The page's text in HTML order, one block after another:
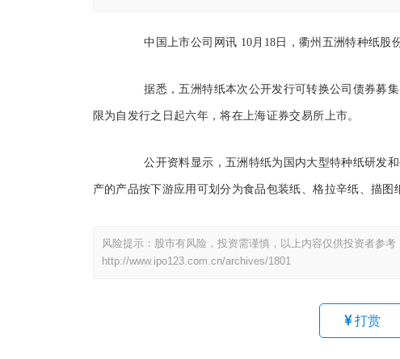
中国上市公司网讯 10月18日，衢州五洲特种纸股份
据悉，五洲特纸本次公开发行可转换公司债券募集
限为自发行之日起六年，将在上海证券交易所上市。
公开资料显示，五洲特纸为国内大型特种纸研发和
产的产品按下游应用可划分为食品包装纸、格拉辛纸、描图
风险提示：股市有风险，投资需谨慎，以上内容仅供投资者参
http://www.ipo123.com.cn/archives/1801
打赏